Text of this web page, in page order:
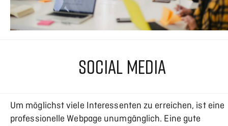
SOCIAL MEDIA
Um möglichst viele Interessenten zu erreichen, ist eine
professionelle Webpage unumgänglich. Eine gute